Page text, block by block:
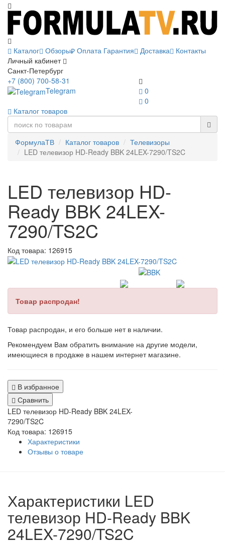
Каталог Обзоры Оплата Гарантия Доставка
Контакты
Личный кабинет
Санкт-Петербург
0
0
+7 (800) 700-58-31
Telegram
Каталог товаров
ФормулаТВ Каталог товаров
Телевизоры
LED телевизор HD-Ready BBK 24LEX-7290/TS2C
LED телевизор HD-
Ready BBK 24LEX-
7290/TS2C
Код товара: 126915
Товар распродан!
Товар распродан, и его больше нет в наличии.
Рекомендуем Вам обратить внимание на другие модели,
имеющиеся в продаже в нашем интернет магазине.
В избранное
Сравнить
LED телевизор HD-Ready BBK 24LEX-
7290/TS2C
Код товара: 126915
Характеристики
Отзывы о товаре
Характеристики LED
телевизор HD-Ready BBK
24LEX-7290/TS2C